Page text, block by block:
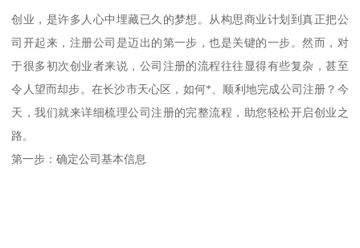
创业，是许多人心中埋藏已久的梦想。从构思商业计划到真正把公
司开起来，注册公司是迈出的第一步，也是关键的一步。然而，对
于很多初次创业者来说，公司注册的流程往往显得有些复杂，甚至
令人望而却步。在长沙市天心区，如何*、顺利地完成公司注册？今
天，我们就来详细梳理公司注册的完整流程，助您轻松开启创业之
路。
第一步：确定公司基本信息